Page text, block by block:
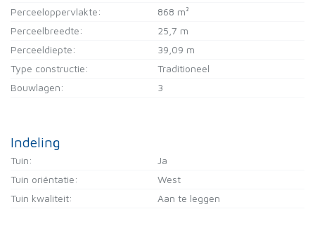
Perceeloppervlakte:
868 m²
Perceelbreedte:
25,7 m
Perceeldiepte:
39,09 m
Type constructie:
Traditioneel
Bouwlagen:
3
Indeling
Tuin:
Ja
Tuin oriëntatie:
West
Tuin kwaliteit:
Aan te leggen